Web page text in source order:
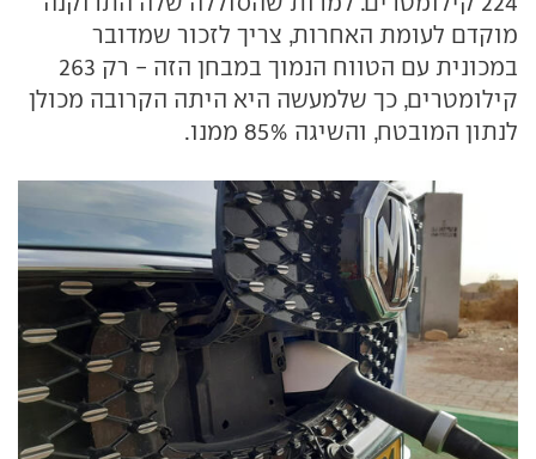
מוקדם לעומת האחרות, צריך לזכור שמדובר
במכונית עם הטווח הנמוך במבחן הזה - רק 263
קילומטרים, כך שלמעשה היא היתה הקרובה מכולן
לנתון המובטח, והשיגה 85% ממנו.